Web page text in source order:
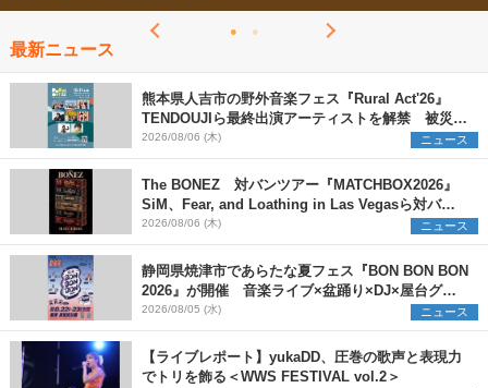
最新ニュース
熊本県人吉市の野外音楽フェス『Rural Act'26』
TENDOUJIら最終出演アーティストを解禁 被災地
支援プロジェクトの始動も発表
2026/08/06 (木) ニュース
The BONEZ 対バンツアー『MATCHBOX2026』
SiM、Fear, and Loathing in Las Vegasら対バン
アーティストを一斉解禁
2026/08/06 (木) ニュース
静岡県焼津市であらたな夏フェス『BON BON BON
2026』が開催 音楽ライブ×盆踊り×DJ×屋台グル
メ×ランタンナイトで彩る2日間
2026/08/05 (水) ニュース
【ライブレポート】yukaDD、圧巻の歌声と表現力
でトリを飾る＜WWS FESTIVAL vol.2＞